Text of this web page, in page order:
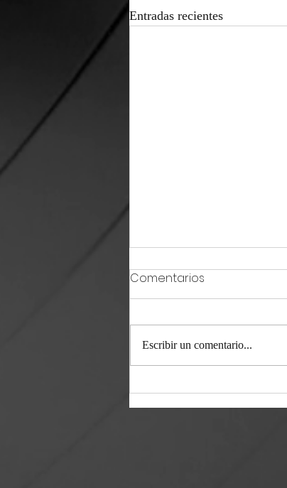
Entradas recientes
Doña Víbora / 24 07 26
Comentarios
Escribir un comentario...